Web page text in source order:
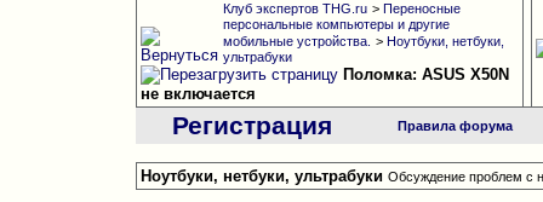
Клуб экспертов THG.ru > Переносные
персональные компьютеры и другие
мобильные устройства. > Ноутбуки, нетбуки,
ультрабуки
Поломка: ASUS X50N
не включается
Регистрация Правила форума
Ноутбуки, нетбуки, ультрабуки Обсуждение проблем с